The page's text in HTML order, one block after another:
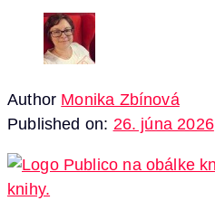
Author Monika Zbínová
Published on: 26. júna 2026